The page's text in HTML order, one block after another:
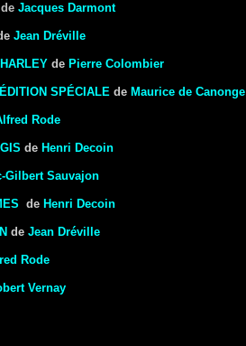
de Jacques Darmont
Jean Dréville
de Pierre Colombier
SPÉCIALE de Maurice de Canonge
Rode
de Henri Decoin
Gilbert Sauvajon
de Henri Decoin
de Jean Dréville
Rode
Vernay